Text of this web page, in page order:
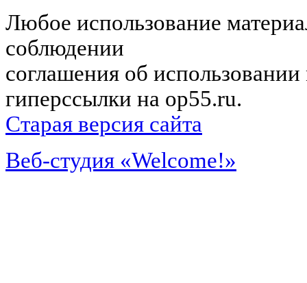
Любое использование
соблюдении
соглашения об
гиперссылки на op55.ru.
Старая версия сайта
Веб-студия «Welcome!»